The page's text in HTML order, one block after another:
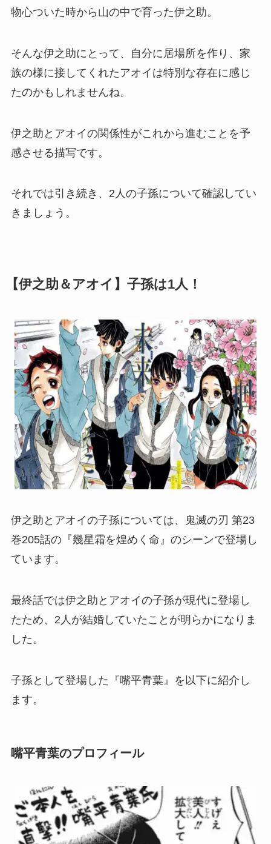
物心ついた時から山の中で育った伊之助。
そんな伊之助にとって、自分に居場所を作り、家
族の様に接してくれたアオイは特別な存在に感じ
たのかもしれませんね。
伊之助とアオイの関係性がこれから進むことを予
感させる描写です。
それでは引き続き、2人の子孫について確認してい
きましょう。
【伊之助＆アオイ】子孫は1人！
伊之助とアオイの子孫については、鬼滅の刃 第23
巻205話の『幾星霜を煌めく命』のシーンで登場し
ています。
最終話では伊之助とアオイの子孫が現代に登場し
たため、2人が結婚していたことが明らかになりま
した。
子孫として登場した『嘴平青葉』を以下に紹介し
ます。
嘴平青葉のプロフィール